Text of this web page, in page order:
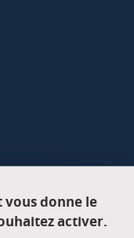
vous donne le
activer.